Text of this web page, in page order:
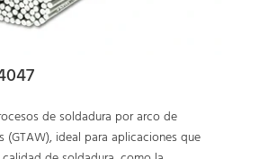
de soldadura por arco de
(GTAW), ideal para aplicaciones que